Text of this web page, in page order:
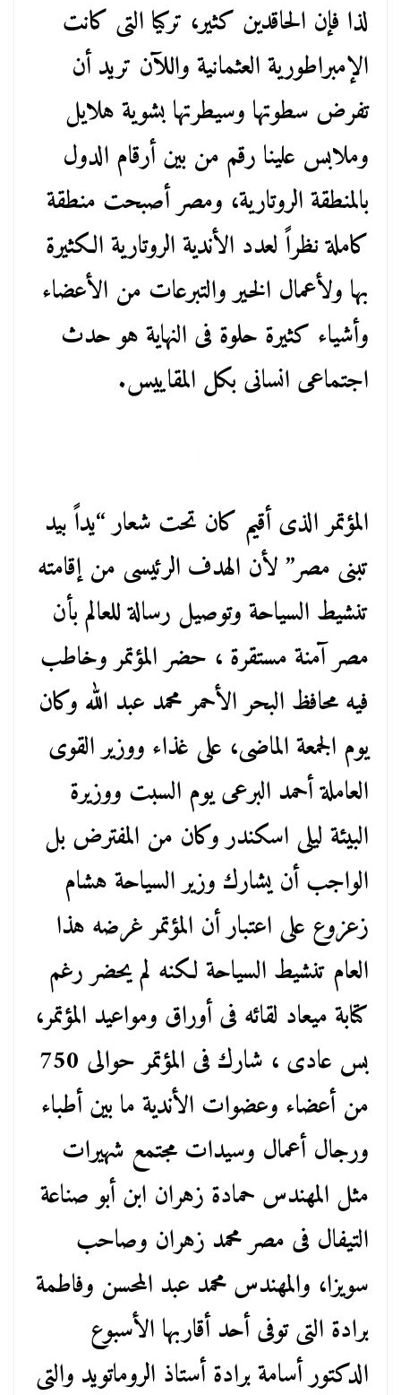
لذا فإن الحاقدين كثير، تركيا التى كانت
الإمبراطورية العثمانية واللآن تريد أن
تفرض سطوتها وسيطرتها بشوية هلايل
وملابس علينا رقم من بين أرقام الدول
بالمنطقة الروتارية، ومصر أصبحت منطقة
كاملة نظراً لعدد الأندية الروتارية الكثيرة
بها ولأعمال الخير والتبرعات من الأعضاء
وأشياء كثيرة حلوة فى النهاية هو حدث
اجتماعى انسانى بكل المقاييس.
المؤتمر الذى أقيم كان تحت شعار “يداً بيد
تبنى مصر” لأن الهدف الرئيسى من إقامته
تنشيط السياحة وتوصيل رسالة للعالم بأن
مصر آمنة مستقرة ، حضر المؤتمر وخاطب
فيه محافظ البحر الأحمر محمد عبد الله وكان
يوم الجمعة الماضى، على غذاء ووزير القوى
العاملة أحمد البرعى يوم السبت ووزيرة
البيئة ليلى اسكندر وكان من المفترض بل
الواجب أن يشارك وزير السياحة هشام
زعزوع على اعتبار أن المؤتمر غرضه هذا
العام تنشيط السياحة لكنه لم يحضر رغم
كتابة ميعاد لقائه فى أوراق ومواعيد المؤتمر،
بس عادى ، شارك فى المؤتمر حوالى 750
من أعضاء وعضوات الأندية ما بين أطباء
ورجال أعمال وسيدات مجتمع شهيرات
مثل المهندس حمادة زهران ابن أبو صناعة
التيفال فى مصر محمد زهران وصاحب
سويزا، والمهندس محمد عبد المحسن وفاطمة
برادة التى توفى أحد أقاربها الأسبوع
الدكتور أسامة برادة أستاذ الروماتويد والتى